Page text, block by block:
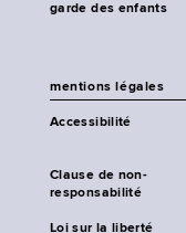
garde des enfants
mentions légales
Accessibilité
Clause de non-
responsabilité
Loi sur la liberté